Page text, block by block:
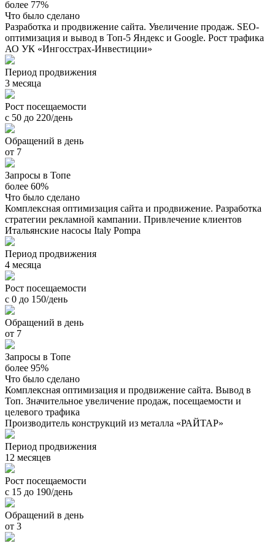
более 77%
Что было сделано
Разработка и продвижение сайта. Увеличение продаж. SEO-
оптимизация и вывод в Топ-5 Яндекс и Google. Рост трафика
АО УК «Ингосстрах-Инвестиции»
Период продвижения
3 месяца
Рост посещаемости
с 50 до 220/день
Обращений в день
от 7
Запросы в Топе
более 60%
Что было сделано
Комплексная оптимизация сайта и продвижение. Разработка
стратегии рекламной кампании. Привлечение клиентов
Итальянские насосы Italy Pompa
Период продвижения
4 месяца
Рост посещаемости
с 0 до 150/день
Обращений в день
от 7
Запросы в Топе
более 95%
Что было сделано
Комплексная оптимизация и продвижение сайта. Вывод в
Топ. Значительное увеличение продаж, посещаемости и
целевого трафика
Производитель конструкций из металла «РАЙТАР»
Период продвижения
12 месяцев
Рост посещаемости
с 15 до 190/день
Обращений в день
от 3